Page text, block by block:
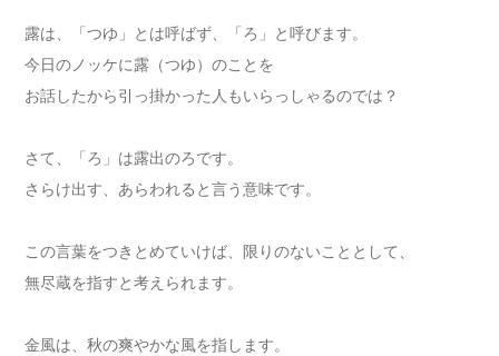
露は、「つゆ」とは呼ばず、「ろ」と呼びます。
今日のノッケに露（つゆ）のことを
お話したから引っ掛かった人もいらっしゃるのでは？
さて、「ろ」は露出のろです。
さらけ出す、あらわれると言う意味です。
この言葉をつきとめていけば、限りのないこととして、
無尽蔵を指すと考えられます。
金風は、秋の爽やかな風を指します。